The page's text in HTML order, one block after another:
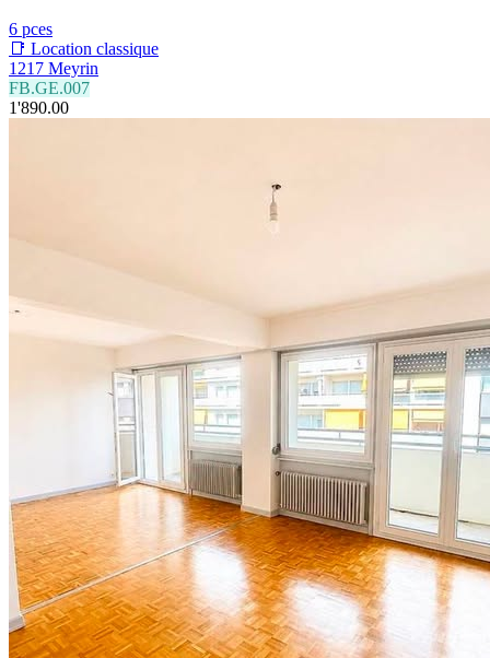
6 pces
📑 Location classique
1217 Meyrin
FB.GE.007
1'890.00